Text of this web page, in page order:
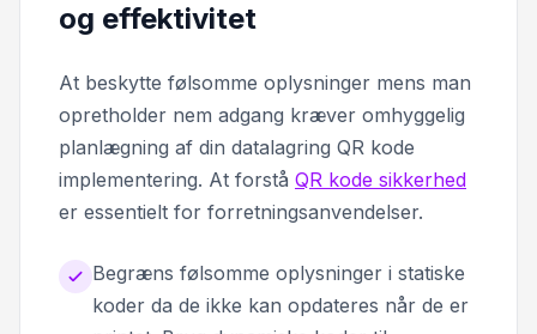
og effektivitet
At beskytte følsomme oplysninger mens man
opretholder nem adgang kræver omhyggelig
planlægning af din datalagring QR kode
implementering. At forstå QR kode sikkerhed
er essentielt for forretningsanvendelser.
Begræns følsomme oplysninger i statiske
koder da de ikke kan opdateres når de er